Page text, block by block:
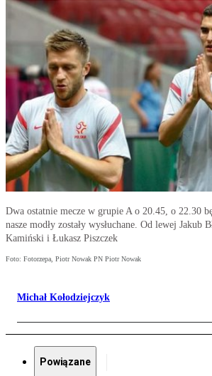
Dwa ostatnie mecze w grupie A o 20.45, o 22.30
nasze modły zostały wysłuchane. Od lewej Jakub
Kamiński i Łukasz Piszczek
Foto: Fotorzepa, Piotr Nowak PN Piotr Nowak
Michał Kołodziejczyk
Powiązane